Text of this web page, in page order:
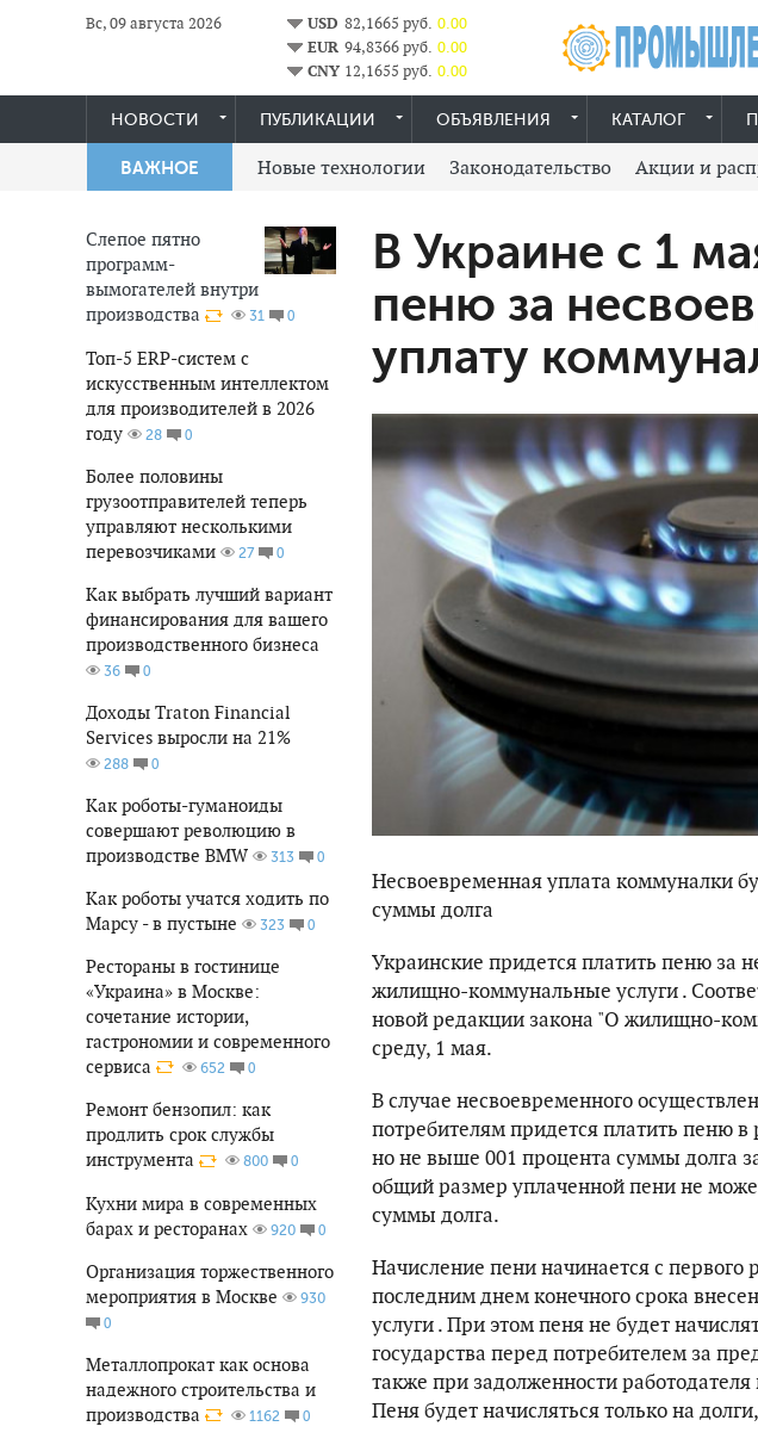
Вс, 09 августа 2026 USD 82,1665 руб. 0.00
EUR 94,8366 руб. 0.00
CNY 12,1655 руб. 0.00
НОВОСТИ ПУБЛИКАЦИИ ОБЪЯВЛЕНИЯ КАТАЛОГ
ВАЖНОЕ Новые технологии Законодательство Акции и
Слепое пятно
программ-
вымогателей внутри
производства
31 0
Топ-5 ERP-систем с
искусственным интеллектом
для производителей в 2026
году
28 0
Более половины
грузоотправителей теперь
управляют несколькими
перевозчиками
27 0
Как выбрать лучший вариант
финансирования для вашего
производственного бизнеса
36 0
Доходы Traton Financial
Services выросли на 21%
288 0
Как роботы-гуманоиды
совершают революцию в
производстве BMW
313 0
Как роботы учатся ходить по
Марсу - в пустыне
323 0
Рестораны в гостинице
«Украина» в Москве:
сочетание истории,
гастрономии и современного
сервиса
652 0
Ремонт бензопил: как
продлить срок службы
инструмента
800 0
Кухни мира в современных
барах и ресторанах
920 0
Организация торжественного
мероприятия в Москве
930
0
Металлопрокат как основа
надежного строительства и
производства
1162 0
В Украине с 1
пеню за
уплату
Несвоевременная уплата коммуналки
суммы долга
Украинские придется платить пеню за
жилищно-коммунальные услуги .
новой редакции закона "О жилищно-
среду, 1 мая.
В случае несвоевременного
потребителям придется платить пеню
но не выше 001 процента суммы долга
общий размер уплаченной пени не
суммы долга.
Начисление пени начинается с первого
последним днем ​​конечного срока
услуги . При этом пеня не будет
государства перед потребителем за
также при задолженности
Пеня будет начисляться только на